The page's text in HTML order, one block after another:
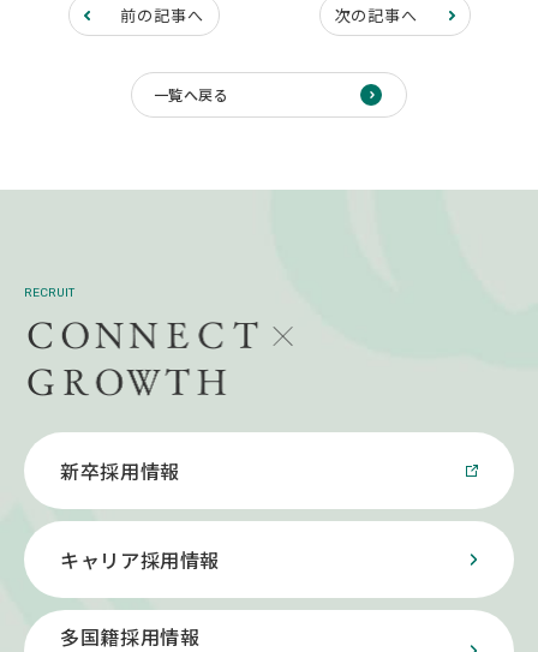
前の記事へ 次の記事へ
一覧へ戻る
RECRUIT
新卒採用情報
キャリア採用情報
多国籍採用情報